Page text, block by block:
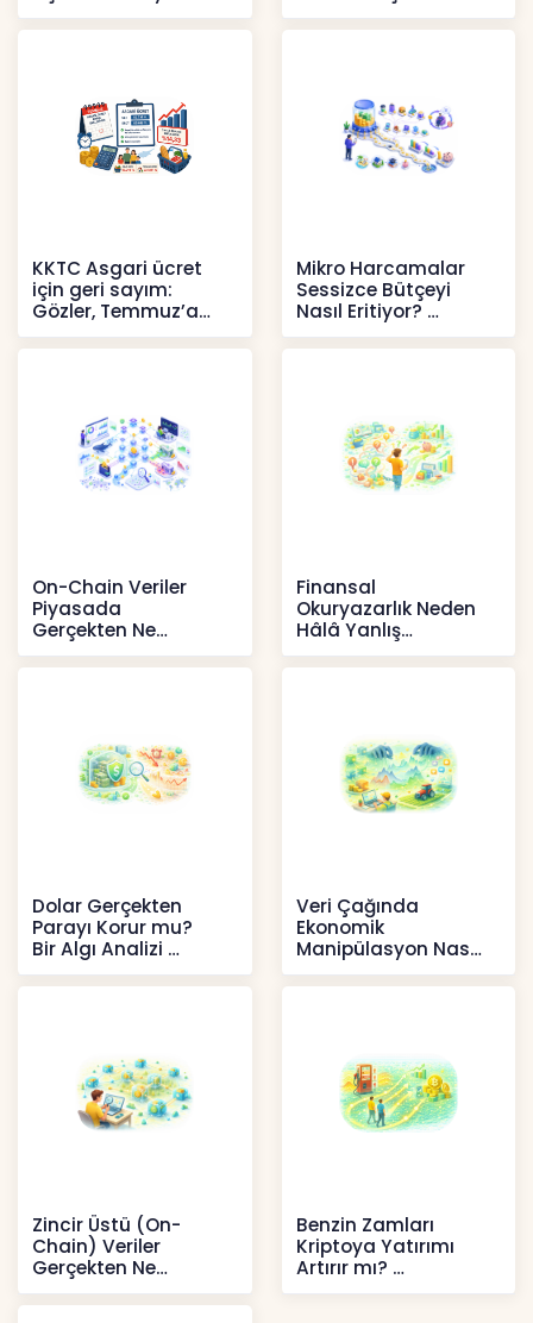
Pahalılığı Yükselişini
Sür
Politika Faizi Yüzde
37’de
KKTC Asgari ücret
için geri sayım:
Gözler, Temmuz’a
yansıması beklenen
artışta
Mikro Harcamalar
Sessizce Bütçeyi
Nasıl Eritiyor?
İçerikler
On-Chain Veriler
Piyasada
Gerçekten Ne
Anlatır?
Kripto
Finansal
Okuryazarlık Neden
Hâlâ Yanlış
Anlaşılıyor?
İçerikler
Dolar Gerçekten
Parayı Korur mu?
Bir Algı Analizi
İçerikler
Veri Çağında
Ekonomik
Manipülasyon Nasıl
Şekil Değiştirdi?
İçerikler
Zincir Üstü (On-
Chain) Veriler
Gerçekten Ne
Anlatır?
Kripto
Benzin Zamları
Kriptoya Yatırımı
Artırır mı?
Kripto